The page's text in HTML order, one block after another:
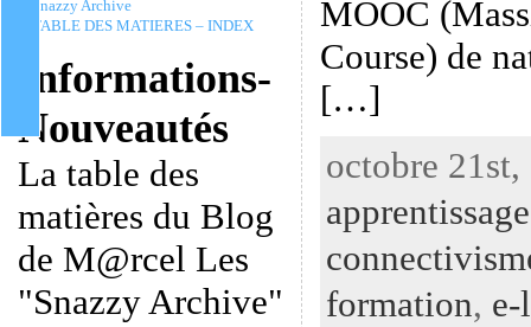
Snazzy Archive
TABLE DES MATIERES – INDEX
Informations-
Nouveautés
La table des
matières du Blog
de M@rcel Les
"Snazzy Archive"
MOOC
Course) de
[…]
octobre 21st,
apprentissage
formation,